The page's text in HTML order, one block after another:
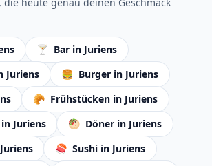
🍸 Bar in Juriens
Juriens 🍔 Burger in Juriens
🥐 Frühstücken in Juriens
in Juriens 🥙 Döner in Juriens
🍣 Sushi in Juriens